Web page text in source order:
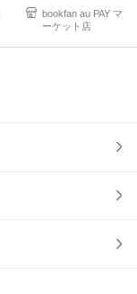
bookfan au PAY マ
ーケット店